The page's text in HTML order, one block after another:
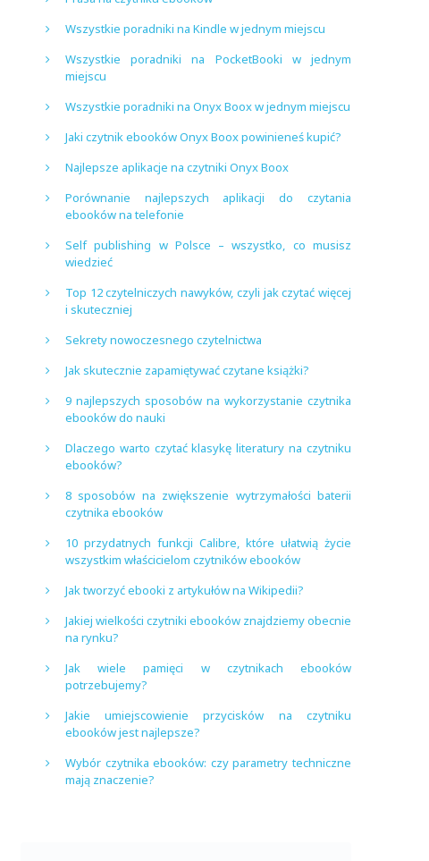
Wszystkie poradniki na Kindle w jednym miejscu
Wszystkie poradniki na PocketBooki w jednym
miejscu
Wszystkie poradniki na Onyx Boox w jednym miejscu
Jaki czytnik ebooków Onyx Boox powinieneś kupić?
Najlepsze aplikacje na czytniki Onyx Boox
Porównanie najlepszych aplikacji do czytania
ebooków na telefonie
Self publishing w Polsce – wszystko, co musisz
wiedzieć
Top 12 czytelniczych nawyków, czyli jak czytać więcej
i skuteczniej
Sekrety nowoczesnego czytelnictwa
Jak skutecznie zapamiętywać czytane książki?
9 najlepszych sposobów na wykorzystanie czytnika
ebooków do nauki
Dlaczego warto czytać klasykę literatury na czytniku
ebooków?
8 sposobów na zwiększenie wytrzymałości baterii
czytnika ebooków
10 przydatnych funkcji Calibre, które ułatwią życie
wszystkim właścicielom czytników ebooków
Jak tworzyć ebooki z artykułów na Wikipedii?
Jakiej wielkości czytniki ebooków znajdziemy obecnie
na rynku?
Jak wiele pamięci w czytnikach ebooków
potrzebujemy?
Jakie umiejscowienie przycisków na czytniku
ebooków jest najlepsze?
Wybór czytnika ebooków: czy parametry techniczne
mają znaczenie?